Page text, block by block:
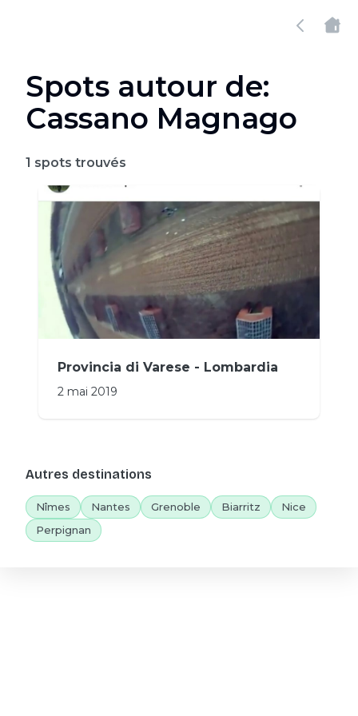
Spots autour de:
Cassano Magnago
1 spots trouvés
Provincia di Varese - Lombardia
2 mai 2019
Autres destinations
Nîmes Nantes Grenoble Biarritz
Nice
Perpignan